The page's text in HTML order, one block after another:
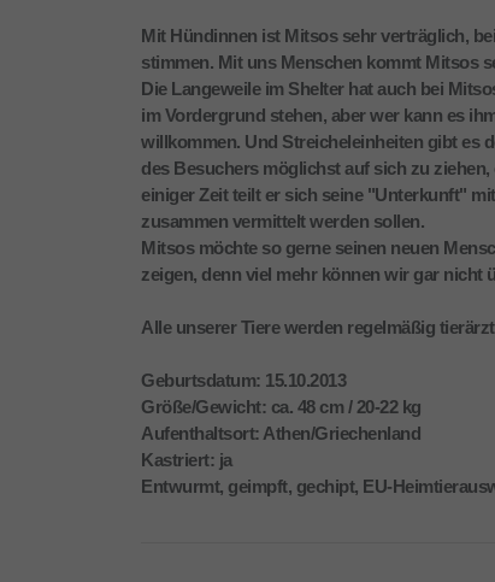
Mit Hündinnen ist Mitsos sehr verträglich,
stimmen. Mit uns Menschen kommt Mitsos
Die Langeweile im Shelter hat auch bei
im Vordergrund stehen, aber wer kann es
willkommen. Und Streicheleinheiten gibt es
des Besuchers möglichst auf sich zu
einiger Zeit teilt er sich seine "Unterkunft"
zusammen vermittelt werden sollen.
Mitsos möchte so gerne seinen neuen
zeigen, denn viel mehr können wir gar nicht
Alle unserer Tiere werden regelmäßig
Geburtsdatum: 15.10.2013
Größe/Gewicht: ca. 48 cm / 20-22 kg
Aufenthaltsort: Athen/Griechenland
Kastriert: ja
Entwurmt, geimpft, gechipt, EU-